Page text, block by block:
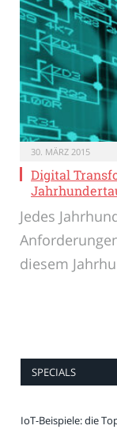
30. MÄRZ 2015
Digital
Jedes
diesem
SPECIALS
IoT-Beispiele: die